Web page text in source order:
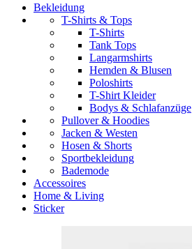
Bekleidung
T-Shirts & Tops
T-Shirts
Tank Tops
Langarmshirts
Hemden & Blusen
Poloshirts
T-Shirt Kleider
Bodys & Schlafanzüge
Pullover & Hoodies
Jacken & Westen
Hosen & Shorts
Sportbekleidung
Bademode
Accessoires
Home & Living
Sticker